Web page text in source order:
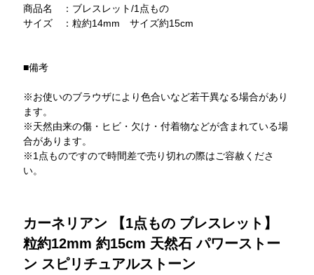
商品名 ：ブレスレット/1点もの
サイズ ：粒約14mm サイズ約15cm
■備考
※お使いのブラウザにより色合いなど若干異なる場合があり
ます。
※天然由来の傷・ヒビ・欠け・付着物などが含まれている場
合があります。
※1点ものですので時間差で売り切れの際はご容赦くださ
い。
カーネリアン 【1点もの ブレスレット】
粒約12mm 約15cm 天然石 パワーストー
ン スピリチュアルストーン